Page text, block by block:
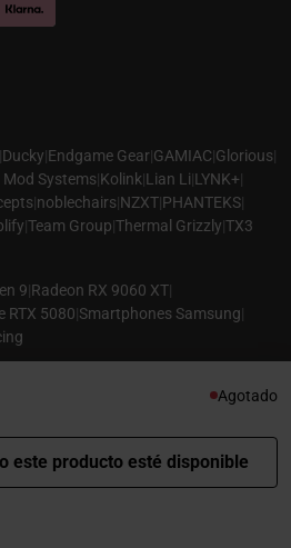
desde Agotado
este producto esté disponible
|Ducky|Endgame Gear|GAMIAC|Glorious|
Mod Systems|Kolink|Lian Li|LYNK+|
|noblechairs|NZXT|PHANTEKS|
|Team Group|Thermal Grizzly|TX3
9|Radeon RX 9060 XT|
RTX 5080|Smartphones Samsung|
LOS DERECHOS RESERVADOS. LAS
LA DESCRIPCIÓN. PRECIOS Y
SIN AVISO PREVIO. CASEKING
RESPONSABILIDAD POR CUALQUIER ERROR